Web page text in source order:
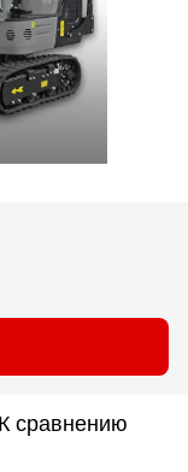
К сравнению